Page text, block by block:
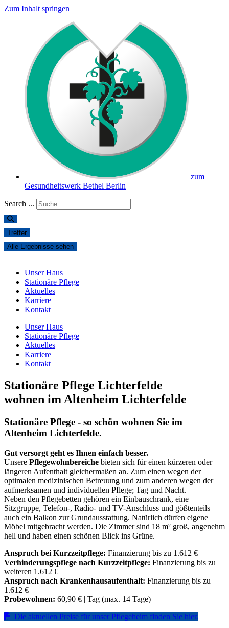
Zum Inhalt springen
zum
Gesundheitswerk Bethel Berlin
Search ...
Treffer
Alle Ergebnisse sehen
Unser Haus
Stationäre Pflege
Aktuelles
Karriere
Kontakt
Unser Haus
Stationäre Pflege
Aktuelles
Karriere
Kontakt
Stationäre Pflege Lichterfelde
wohnen im Altenheim Lichterfelde
Stationäre Pflege - so schön wohnen Sie im
Altenheim Lichterfelde.
Gut versorgt geht es Ihnen einfach besser.
Unsere Pflegewohnbereiche bieten sich für einen kürzeren oder
längeren Aufenthalt gleichermaßen an. Zum einen wegen der
optimalen medizinischen Betreuung und zum anderen wegen der
aufmerksamen und individuellen Pflege; Tag und Nacht.
Neben den Pflegebetten gehören ein Einbauschrank, eine
Sitzgruppe, Telefon-, Radio- und TV-Anschluss und gößtenteils
auch ein Balkon zur Grundausstattung. Natürlich dürfen eigene
Möbel mitgebracht werden. Die Zimmer sind 18 m² groß, angenehm
hell und haben einen schönen Blick ins Grüne.
Anspruch bei Kurzzeitpflege: Finanzierung bis zu 1.612 €
Verhinderungspflege nach Kurzzeitpflege: Finanzierung bis zu
weiteren 1.612 €
Anspruch nach Krankenhausaufenthalt: Finanzierung bis zu
1.612 €
Probewohnen: 60,90 € | Tag (max. 14 Tage)
Die aktuellen Preise für unser Pflegeheim finden Sie hier.